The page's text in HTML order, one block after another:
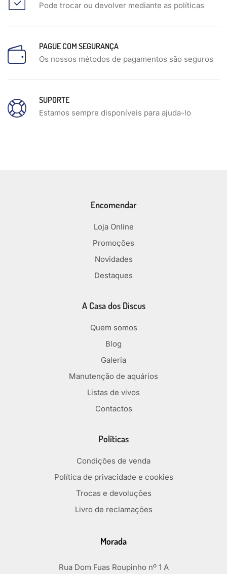
Pode trocar ou devolver mediante as políticas
PAGUE COM SEGURANÇA
Os nossos métodos de pagamentos são seguros
SUPORTE
Estamos sempre disponíveis para ajuda-lo
Encomendar
Loja Online
Promoções
Novidades
Destaques
A Casa dos Discus
Quem somos
Blog
Galeria
Manutenção de aquários
Listas de vivos
Contactos
Políticas
Condições de venda
Política de privacidade e cookies
Trocas e devoluções
Livro de reclamações
Morada
Rua Dom Fuas Roupinho nº 1 A